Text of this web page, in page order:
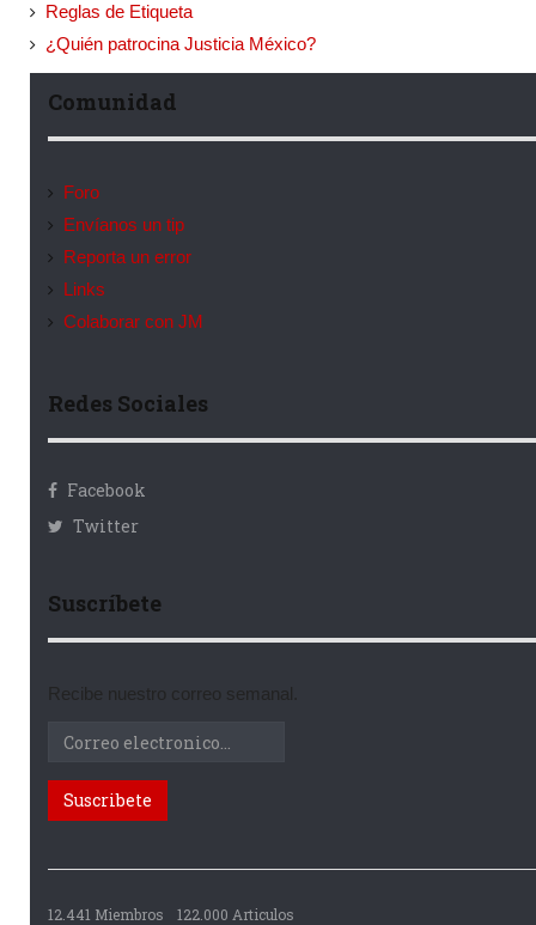
Reglas de Etiqueta
¿Quién patrocina Justicia México?
Comunidad
Foro
Envíanos un tip
Reporta un error
Links
Colaborar con JM
Redes Sociales
Facebook
Twitter
Suscríbete
Recibe nuestro correo semanal.
12.441 Miembros 122.000 Articulos